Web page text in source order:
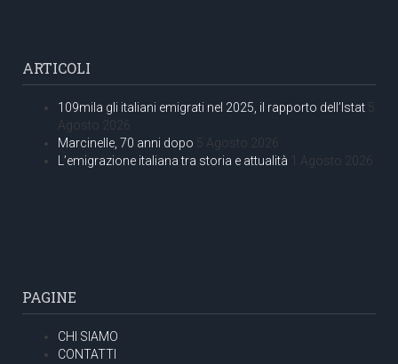
ARTICOLI
109mila gli italiani emigrati nel 2025, il rapporto dell’Istat 5
Agosto 2026
Marcinelle, 70 anni dopo 5 Agosto 2026
L’emigrazione italiana tra storia e attualità 1 Agosto 2026
PAGINE
CHI SIAMO
CONTATTI